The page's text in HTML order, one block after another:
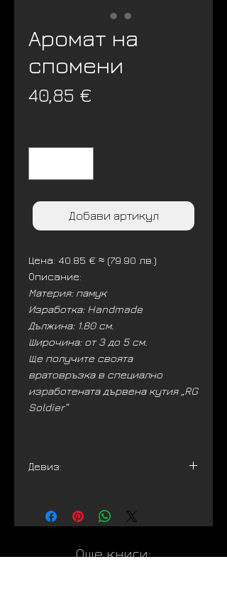
Аромат на
спомени
40,85 €
Добави артикул
Цена: 40.85 € ≈ (79.90 лв.)
Описание:
Материя: памук
Изработка: Handmade
Дължина: 1.80 см.
Широчина: от 3 до 5 см.
Ще получите своята
вратовръзка в специално
изработената дървена кутия „RG
Soldier”
Девиз:
винаги мисля за него с любов.“
Още книги: